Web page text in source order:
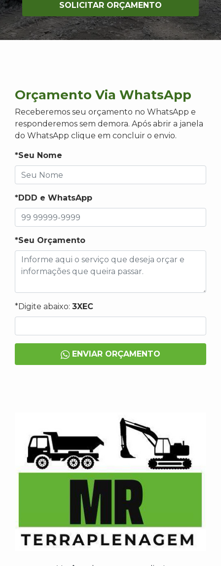
SOLICITAR ORÇAMENTO
Orçamento Via WhatsApp
Receberemos seu orçamento no WhatsApp e
responderemos sem demora. Após abrir a janela
do WhatsApp clique em concluir o envio.
*Seu Nome
*DDD e WhatsApp
*Seu Orçamento
*Digite abaixo: 3XEC
ENVIAR ORÇAMENTO